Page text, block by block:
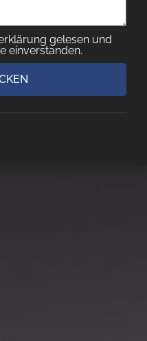
gelesen und
einverstanden.